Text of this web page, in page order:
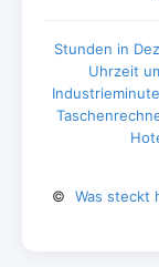
Stunden in
Uhrzeit
© Was steckt